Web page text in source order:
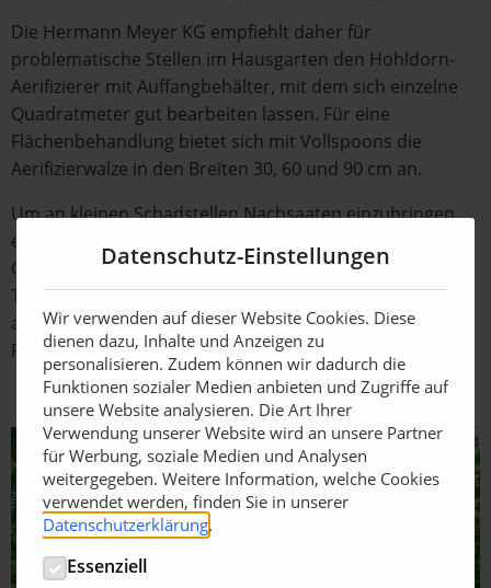
Die Hermann Meyer KG empfiehlt daher für
problematische Stellen im Hausgarten den Hohldorn-
Aerifizierer mit Auffangbehälter, mit dem sich einzelne
Quadratmeter gut bearbeiten lassen. Für eine
Flächenbehandlung bietet sich mit Vollspoons die
Aerifizierwalze in den Breiten 30, 60 und 90 cm an.
Um an kleinen Schadstellen Nachsaaten einzubringen,
eignet sich die Kleinwalze „Seed Splotter“. Die
Grassamen werden leicht eingearbeitet, und die
Tiefenbegrenzung schützt dabei die Grasnarbe. So
ausgestattet, geht es auf ein neues Level der
Rasenpflege.
Datenschutz-Einstellungen
Wir verwenden auf dieser Website Cookies. Diese
dienen dazu, Inhalte und Anzeigen zu
personalisieren. Zudem können wir dadurch die
Funktionen sozialer Medien anbieten und Zugriffe auf
unsere Website analysieren. Die Art Ihrer
Verwendung unserer Website wird an unsere Partner
für Werbung, soziale Medien und Analysen
weitergegeben. Weitere Information, welche Cookies
verwendet werden, finden Sie in unserer
Datenschutzerklärung.
Essenziell